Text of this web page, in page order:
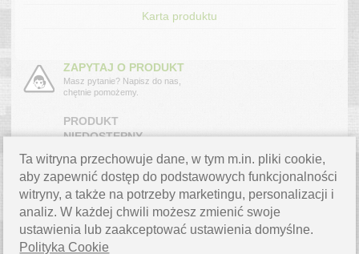
Karta produktu
ZAPYTAJ O PRODUKT
Masz pytanie? Napisz do nas,
chętnie pomożemy.
PRODUKT
NIEDOSTĘPNY
powiadom mnie o dostawie.
›
OPIS PRODUKTU
Ta witryna przechowuje dane, w tym m.in. pliki cookie,
aby zapewnić dostęp do podstawowych funkcjonalności
witryny, a także na potrzeby marketingu, personalizacji i
analiz. W każdej chwili możesz zmienić swoje
ustawienia lub zaakceptować ustawienia domyślne.
Polityka Cookie